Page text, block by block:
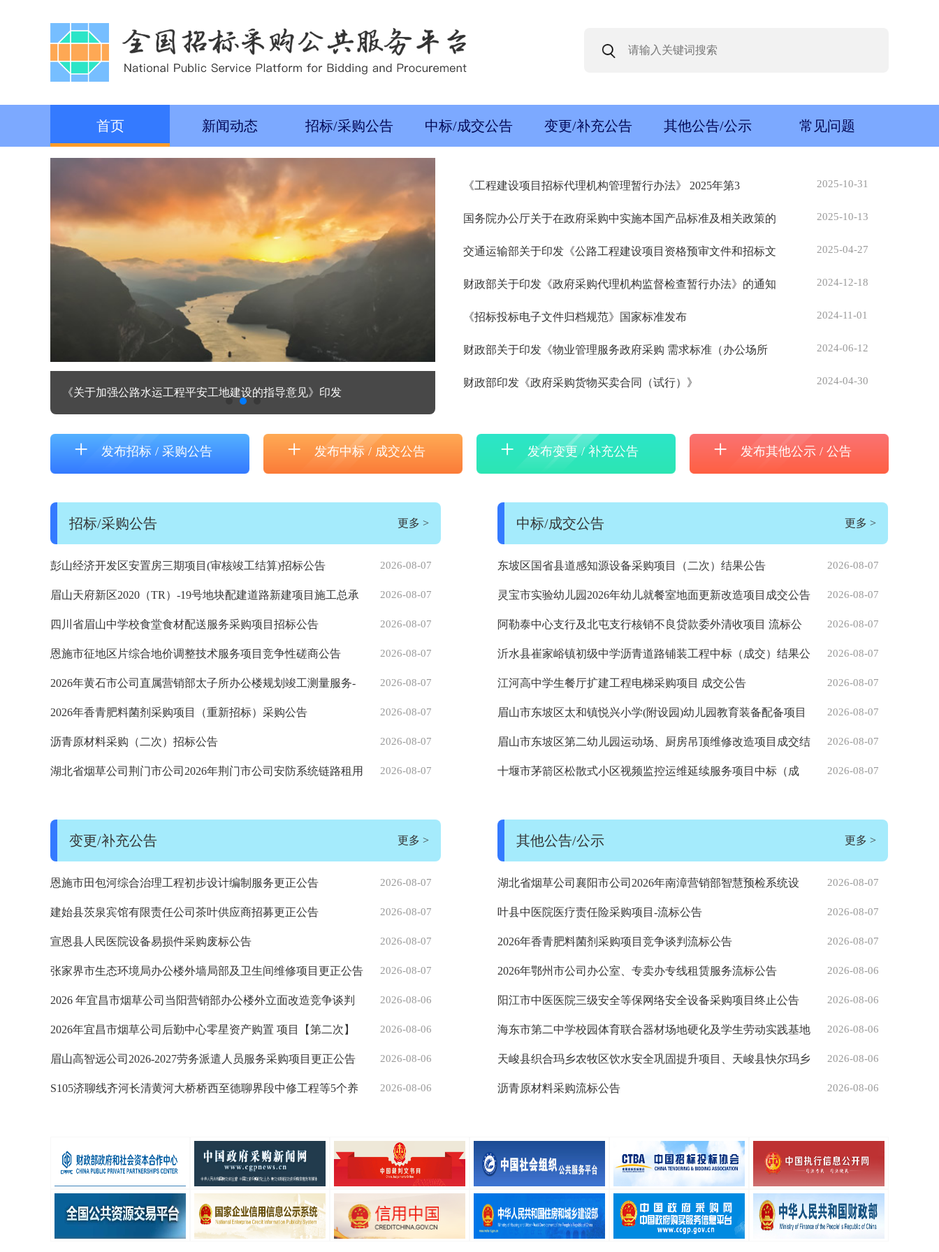
首页 新闻动态 招标/采购公告 中标/成交公告 变更/补充公告 其他公告/公示 常见问题
《关于加强公路水运工程平安工地建设的指导意见》印发 三部门部署实施农村电网巩固提升工程
《工程建设项目招标代理机构管理暂行办法》 2025年第3 2025-10-31
国务院办公厅关于在政府采购中实施本国产品标准及相关政策的 2025-10-13
交通运输部关于印发《公路工程建设项目资格预审文件和招标文 2025-04-27
财政部关于印发《政府采购代理机构监督检查暂行办法》的通知 2024-12-18
《招标投标电子文件归档规范》国家标准发布 2024-11-01
财政部关于印发《物业管理服务政府采购 需求标准（办公场所 2024-06-12
财政部印发《政府采购货物买卖合同（试行）》 2024-04-30
+ 发布招标 / 采购公告 + 发布中标 / 成交公告 + 发布变更 / 补充公告 + 发布其他公示 / 公告
招标/采购公告 更多 >
彭山经济开发区安置房三期项目(审核竣工结算)招标公告 2026-08-07
眉山天府新区2020（TR）-19号地块配建道路新建项目施工总承
2026-08-07
四川省眉山中学校食堂食材配送服务采购项目招标公告 2026-08-07
恩施市征地区片综合地价调整技术服务项目竞争性磋商公告 2026-08-07
2026年黄石市公司直属营销部太子所办公楼规划竣工测量服务-
2026-08-07
2026年香青肥料菌剂采购项目（重新招标）采购公告 2026-08-07
沥青原材料采购（二次）招标公告 2026-08-07
湖北省烟草公司荆门市公司2026年荆门市公司安防系统链路租用
2026-08-07
中标/成交公告 更多 >
东坡区国省县道感知源设备采购项目（二次）结果公告 2026-08-07
灵宝市实验幼儿园2026年幼儿就餐室地面更新改造项目成交公告 2026-08-07
阿勒泰中心支行及北屯支行核销不良贷款委外清收项目 流标公
2026-08-07
沂水县崔家峪镇初级中学沥青道路铺装工程中标（成交）结果公
2026-08-07
江河高中学生餐厅扩建工程电梯采购项目 成交公告 2026-08-07
眉山市东坡区太和镇悦兴小学(附设园)幼儿园教育装备配备项目
2026-08-07
眉山市东坡区第二幼儿园运动场、厨房吊顶维修改造项目成交结
2026-08-07
十堰市茅箭区松散式小区视频监控运维延续服务项目中标（成
2026-08-07
变更/补充公告 更多 >
恩施市田包河综合治理工程初步设计编制服务更正公告 2026-08-07
建始县茨泉宾馆有限责任公司茶叶供应商招募更正公告 2026-08-07
宣恩县人民医院设备易损件采购废标公告 2026-08-07
张家界市生态环境局办公楼外墙局部及卫生间维修项目更正公告 2026-08-07
2026 年宜昌市烟草公司当阳营销部办公楼外立面改造竞争谈判
2026-08-06
2026年宜昌市烟草公司后勤中心零星资产购置 项目【第二次】
2026-08-06
眉山高智远公司2026-2027劳务派遣人员服务采购项目更正公告 2026-08-06
S105济聊线齐河长清黄河大桥桥西至德聊界段中修工程等5个养
2026-08-06
其他公告/公示 更多 >
湖北省烟草公司襄阳市公司2026年南漳营销部智慧预检系统设
2026-08-07
叶县中医院医疗责任险采购项目-流标公告 2026-08-07
2026年香青肥料菌剂采购项目竞争谈判流标公告 2026-08-07
2026年鄂州市公司办公室、专卖办专线租赁服务流标公告 2026-08-06
阳江市中医医院三级安全等保网络安全设备采购项目终止公告 2026-08-06
海东市第二中学校园体育联合器材场地硬化及学生劳动实践基地
2026-08-06
天峻县织合玛乡农牧区饮水安全巩固提升项目、天峻县快尔玛乡
安全巩固提升项目、天峻县新源镇关角区农牧区饮水安全巩固提
2026-08-06
沥青原材料采购流标公告 2026-08-06